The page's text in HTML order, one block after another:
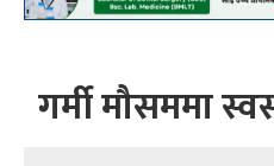
गर्मी मौसममा